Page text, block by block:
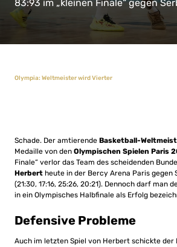
83:93 im „kleinen Finale“ gegen
Olympia: Weltmeister wird Vierter
Schade. Der amtierende Basketball-
Medaille von den Olympischen Spielen Paris
Finale“ verlor das Team des scheidenden
Herbert heute in der Bercy Arena Paris gegen
(21:30, 17:16, 25:26, 20:21). Dennoch darf man
in ein Olympisches Halbfinale als Erfolg
Defensive Probleme
Auch im letzten Spiel von Herbert schickte der